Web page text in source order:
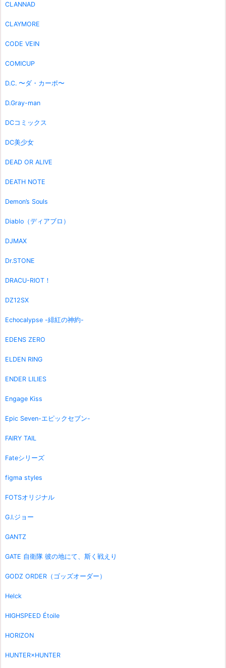
CLANNAD
CLAYMORE
CODE VEIN
COMICUP
D.C. 〜ダ・カーポ〜
D.Gray-man
DCコミックス
DC美少女
DEAD OR ALIVE
DEATH NOTE
Demon’s Souls
Diablo（ディアブロ）
DJMAX
Dr.STONE
DRACU-RIOT！
DZ12SX
Echocalypse -緋紅の神約-
EDENS ZERO
ELDEN RING
ENDER LILIES
Engage Kiss
Epic Seven-エピックセブン-
FAIRY TAIL
Fateシリーズ
figma styles
FOTSオリジナル
G.I.ジョー
GANTZ
GATE 自衛隊 彼の地にて、斯く戦えり
GODZ ORDER（ゴッズオーダー）
Helck
HIGHSPEED Étoile
HORIZON
HUNTER×HUNTER